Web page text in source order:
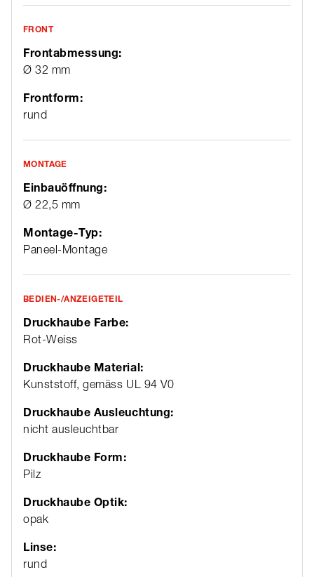
FRONT
Frontabmessung:
Ø 32 mm
Frontform:
rund
MONTAGE
Einbauöffnung:
Ø 22,5 mm
Montage-Typ:
Paneel-Montage
BEDIEN-/ANZEIGETEIL
Druckhaube Farbe:
Rot-Weiss
Druckhaube Material:
Kunststoff, gemäss UL 94 V0
Druckhaube Ausleuchtung:
nicht ausleuchtbar
Druckhaube Form:
Pilz
Druckhaube Optik:
opak
Linse:
rund